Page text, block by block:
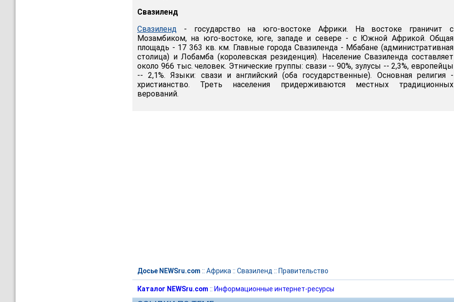
Свазиленд
Свазиленд - государство на юго-востоке Африки. На востоке граничит с
Мозамбиком, на юго-востоке, юге, западе и севере - с Южной Африкой. Общая
площадь - 17 363 кв. км. Главные города Свазиленда - Мбабане (административная
столица) и Лобамба (королевская резиденция). Население Свазиленда составляет
около 966 тыс. человек. Этнические группы: свази -- 90%, зулусы -- 2,3%, европейцы
-- 2,1%. Языки: свази и английский (оба государственные). Основная религия -
христианство. Треть населения придерживаются местных традиционных
верований.
Досье NEWSru.com :: Африка :: Свазиленд :: Правительство
Каталог NEWSru.com :: Информационные интернет-ресурсы